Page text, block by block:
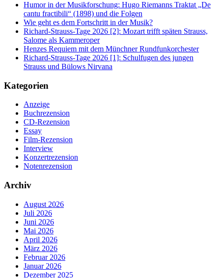
Humor in der Musikforschung: Hugo Riemanns Traktat „De
cantu fractibili“ (1898) und die Folgen
Wie geht es dem Fortschritt in der Musik?
Richard-Strauss-Tage 2026 [2]: Mozart trifft späten Strauss,
Salome als Kammeroper
Henzes Requiem mit dem Münchner Rundfunkorchester
Richard-Strauss-Tage 2026 [1]: Schulfugen des jungen
Strauss und Bülows Nirvana
Kategorien
Anzeige
Buchrezension
CD-Rezension
Essay
Film-Rezension
Interview
Konzertrezension
Notenrezension
Archiv
August 2026
Juli 2026
Juni 2026
Mai 2026
April 2026
März 2026
Februar 2026
Januar 2026
Dezember 2025